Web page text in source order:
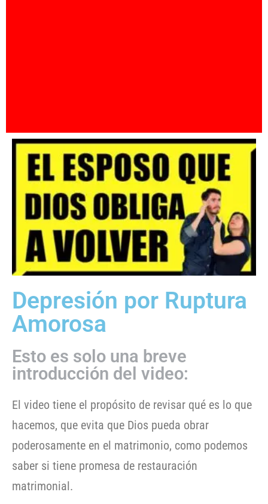
Depresión por Ruptura
Amorosa
Esto es solo una breve
introducción del video:
El video tiene el propósito de revisar qué es lo que
hacemos, que evita que Dios pueda obrar
poderosamente en el matrimonio, como podemos
saber si tiene promesa de restauración
matrimonial.